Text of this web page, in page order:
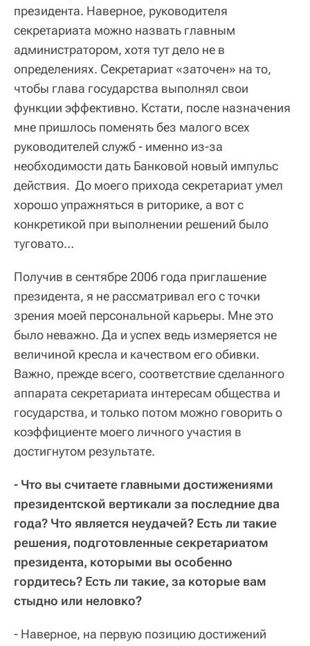
президента. Наверное, руководителя
секретариата можно назвать главным
администратором, хотя тут дело не в
определениях. Секретариат «заточен» на то,
чтобы глава государства выполнял свои
функции эффективно. Кстати, после назначения
мне пришлось поменять без малого всех
руководителей служб - именно из-за
необходимости дать Банковой новый импульс
действия. До моего прихода секретариат умел
хорошо упражняться в риторике, а вот с
конкретикой при выполнении решений было
туговато…
Получив в сентябре 2006 года приглашение
президента, я не рассматривал его с точки
зрения моей персональной карьеры. Мне это
было неважно. Да и успех ведь измеряется не
величиной кресла и качеством его обивки.
Важно, прежде всего, соответствие сделанного
аппарата секретариата интересам общества и
государства, и только потом можно говорить о
коэффициенте моего личного участия в
достигнутом результате.
- Что вы считаете главными достижениями
президентской вертикали за последние два
года? Что является неудачей? Есть ли такие
решения, подготовленные секретариатом
президента, которыми вы особенно
гордитесь? Есть ли такие, за которые вам
стыдно или неловко?
- Наверное, на первую позицию достижений